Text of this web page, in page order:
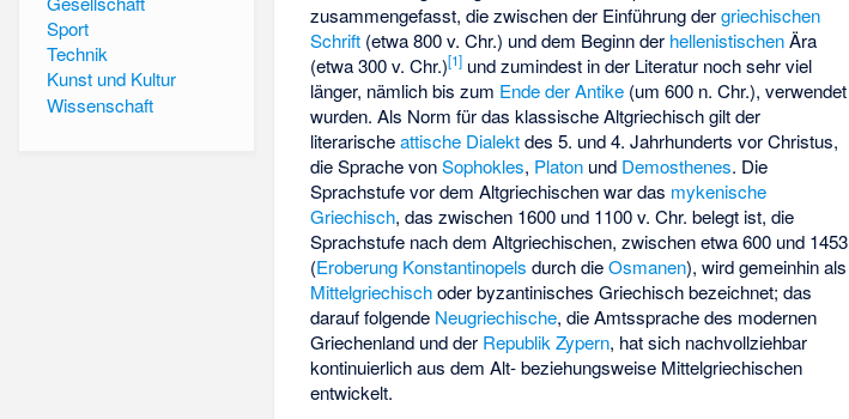
Sport
Technik
Kunst und Kultur
Wissenschaft
zusammengefasst, die zwischen der Einführung dergriechischen
Schrift (etwa 800 v. Chr.) und dem Beginn der hellenistischenÄra
(etwa 300 v. Chr.)[1] und zumindest in der Literatur noch sehr viel
länger, nämlich bis zum Ende der Antike (um 600 n. Chr.), verwendet
wurden. Als Norm für das klassische Altgriechisch gilt der
literarischeattische Dialektdes 5. und 4. Jahrhunderts vor Christus,
die Sprache vonSophokles, Platon und Demosthenes. Die
Sprachstufe vor dem Altgriechischen war das mykenische
Griechisch, das zwischen 1600 und 1100 v. Chr. belegt ist, die
Sprachstufe nach dem Altgriechischen, zwischen etwa 600 und 1453
(Eroberung Konstantinopels durch dieOsmanen), wird gemeinhin als
Mittelgriechischoder byzantinisches Griechisch bezeichnet; das
darauf folgende Neugriechische, die Amtssprache des modernen
Griechenland und der Republik Zypern, hat sich nachvollziehbar
kontinuierlich aus dem Alt- beziehungsweise Mittelgriechischen
entwickelt.